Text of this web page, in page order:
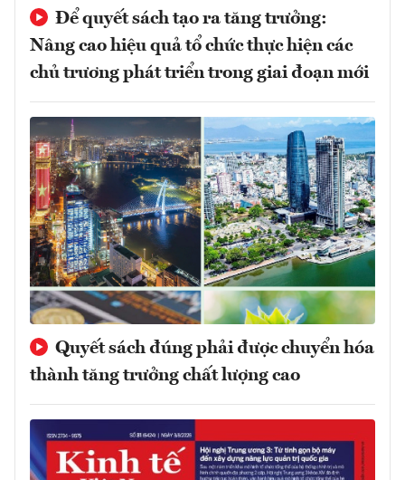
Để quyết sách tạo ra tăng trưởng:
Nâng cao hiệu quả tổ chức thực hiện các
chủ trương phát triển trong giai đoạn mới
Quyết sách đúng phải được chuyển hóa
thành tăng trưởng chất lượng cao